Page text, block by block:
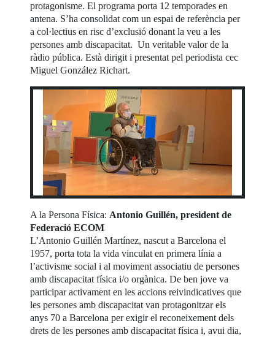
protagonisme. El programa porta 12 temporades en
antena. S’ha consolidat com un espai de referència per
a col·lectius en risc d’exclusió donant la veu a les
persones amb discapacitat. Un veritable valor de la
ràdio pública. Està dirigit i presentat pel periodista cec
Miguel González Richart.
A la Persona Física: Antonio Guillén, president de
Federació ECOM
L’Antonio Guillén Martínez, nascut a Barcelona el
1957, porta tota la vida vinculat en primera línia a
l’activisme social i al moviment associatiu de persones
amb discapacitat física i/o orgànica. De ben jove va
participar activament en les accions reivindicatives que
les persones amb discapacitat van protagonitzar els
anys 70 a Barcelona per exigir el reconeixement dels
drets de les persones amb discapacitat física i, avui dia,